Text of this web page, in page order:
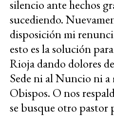
silencio ante hechos
sucediendo.
disposición mi
esto es la solución
Rioja dando dolores
Sede ni al Nuncio ni a
Obispos. O nos
se busque otro pastor